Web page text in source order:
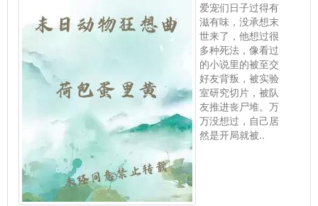
爱宠们日子过得有
滋有味，没承想末
世来了，他想过很
多种死法，像看过
的小说里的被至交
好友背叛，被实验
室研究切片，被队
友推进丧尸堆。万
万没想过，自己居
然是开局就被..